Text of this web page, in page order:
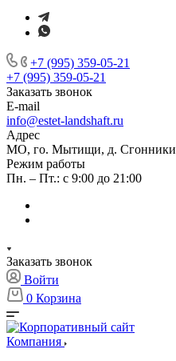
+7 (995) 359-05-21
+7 (995) 359-05-21
Заказать звонок
E-mail
info@estet-landshaft.ru
Адрес
МО, го. Мытищи, д. Сгонники,
Режим работы
Пн. – Пт.: с 9:00 до 21:00
Заказать звонок
Войти
0 Корзина
Компания